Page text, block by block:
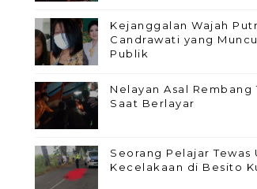
Kejanggalan Wajah
Candrawati yang
Publik
Nelayan Asal Rembang
Saat Berlayar
Seorang Pelajar Tewas
Kecelakaan di Besito